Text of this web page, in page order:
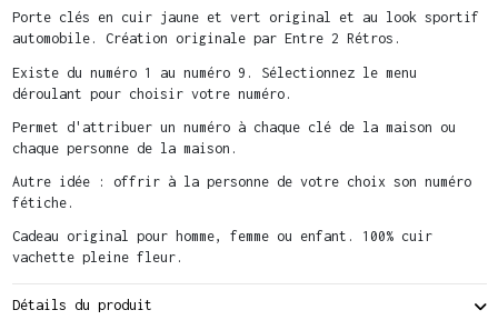
Porte clés en cuir jaune et vert original et au look sportif
automobile. Création originale par Entre 2 Rétros.
Existe du numéro 1 au numéro 9. Sélectionnez le menu
déroulant pour choisir votre numéro.
Permet d'attribuer un numéro à chaque clé de la maison ou
chaque personne de la maison.
Autre idée : offrir à la personne de votre choix son numéro
fétiche.
Cadeau original pour homme, femme ou enfant. 100% cuir
vachette pleine fleur.
Détails du produit